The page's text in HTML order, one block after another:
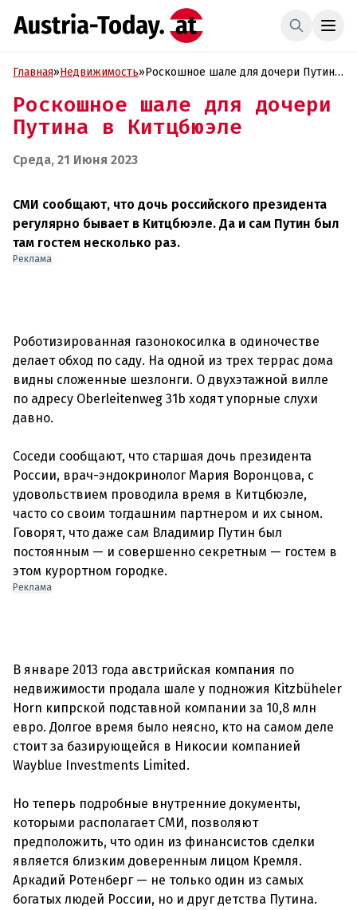
Главная»Недвижимость»Роскошное шале для дочери Путина
Роскошное шале для дочери
Путина в Китцбюэле
Среда, 21 Июня 2023
СМИ сообщают, что дочь российского президента
регулярно бывает в Китцбюэле. Да и сам Путин был
там гостем несколько раз.
Реклама
Роботизированная газонокосилка в одиночестве
делает обход по саду. На одной из трех террас дома
видны сложенные шезлонги. О двухэтажной вилле
по адресу Oberleitenweg 31b ходят упорные слухи
давно.
Соседи сообщают, что старшая дочь президента
России, врач-эндокринолог Мария Воронцова, с
удовольствием проводила время в Китцбюэле,
часто со своим тогдашним партнером и их сыном.
Говорят, что даже сам Владимир Путин был
постоянным — и совершенно секретным — гостем в
Реклама
В январе 2013 года австрийская компания по
недвижимости продала шале у подножия Kitzbüheler
Horn кипрской подставной компании за 10,8 млн
евро. Долгое время было неясно, кто на самом деле
стоит за базирующейся в Никосии компанией
Wayblue Investments Limited.
Но теперь подробные внутренние документы,
которыми располагает СМИ, позволяют
предположить, что один из финансистов сделки
является близким доверенным лицом Кремля.
Аркадий Ротенберг — не только один из самых
богатых людей России, но и друг детства Путина.